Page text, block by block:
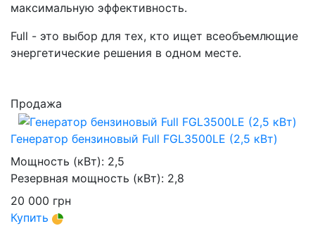
максимальную эффективность.
Full - это выбор для тех, кто ищет всеобъемлющие
энергетические решения в одном месте.
Продажа
Генератор бензиновый Full FGL3500LE (2,5 кВт)
Мощность (кВт): 2,5
Резервная мощность (кВт): 2,8
20 000 грн
Купить